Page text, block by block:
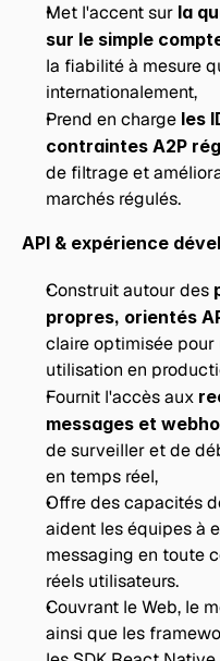
Met l'accent sur la
sur le simple
la fiabilité à mesure
internationalement,
Prend en charge les
contraintes A2P
de filtrage et
marchés régulés.
API & expérience
Construit autour des
propres, orientés
claire optimisée
utilisation en
Fournit l'accès aux
messages et
de surveiller et de
en temps réel,
Offre des capacités
aident les équipes à
messaging en toute
réels utilisateurs.
Couvrant le Web, le
ainsi que les